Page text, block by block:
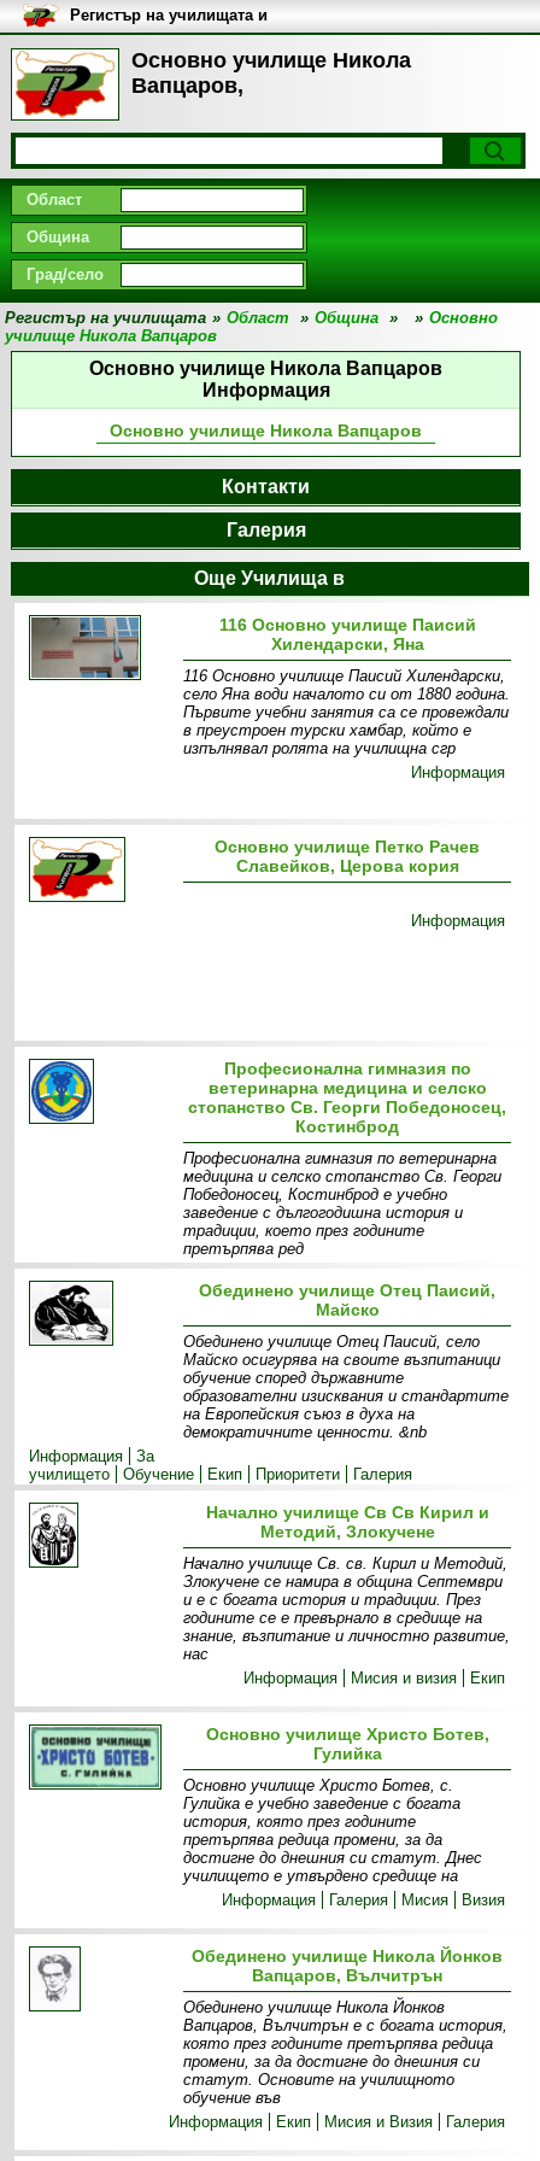
Основно училище Никола
Вапцаров,
Регистър на училищата и
университетите в България
Област
Община
Град/село
Регистър на училищата » Област » Община » » Основно
училище Никола Вапцаров
Основно училище Никола Вапцаров
Информация
Основно училище Никола Вапцаров
Контакти
Галерия
Още Училища в
116 Основно училище Паисий
Хилендарски, Яна
116 Основно училище Паисий Хилендарски,
село Яна води началото си от 1880 година.
Първите учебни занятия са се провеждали
в преустроен турски хамбар, който е
изпълнявал ролята на училищна сгр
Информация
Основно училище Петко Рачев
Славейков, Церова кория
Информация
Професионална гимназия по
ветеринарна медицина и селско
стопанство Св. Георги Победоносец,
Костинброд
Професионална гимназия по ветеринарна
медицина и селско стопанство Св. Георги
Победоносец, Костинброд е учебно
заведение с дългогодишна история и
традиции, което през годините
претърпява ред
Информация
Материална база
прием
Проекти
Обединено училище Отец Паисий,
Майско
Обединено училище Отец Паисий, село
Майско осигурява на своите възпитаници
обучение според държавните
образователни изисквания и стандартите
на Европейския съюз в духа на
демократичните ценности. &nb
Информация
За
училището
Обучение Екип Приоритети Галерия
Начално училище Св Св Кирил и
Методий, Злокучене
Начално училище Св. св. Кирил и Методий,
Злокучене се намира в община Септември
и е с богата история и традиции. През
годините се е превърнало в средище на
знание, възпитание и личностно развитие,
нас
Информация
Мисия и визия Екип
Основно училище Христо Ботев,
Гулийка
Основно училище Христо Ботев, с.
Гулийка е учебно заведение с богата
история, която през годините
претърпява редица промени, за да
достигне до днешния си статут. Днес
училището е утвърдено средище на
Информация
Галерия Мисия Визия
Обединено училище Никола Йонков
Вапцаров, Вълчитрън
Обединено училище Никола Йонков
Вапцаров, Вълчитрън е с богата история,
която през годините претърпява редица
промени, за да достигне до днешния си
статут. Основите на училищното
обучение във
Информация
Екип Мисия и Визия Галерия